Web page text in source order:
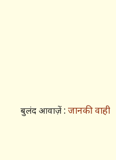
बुलंद आवाज़ें : जानकी वाही